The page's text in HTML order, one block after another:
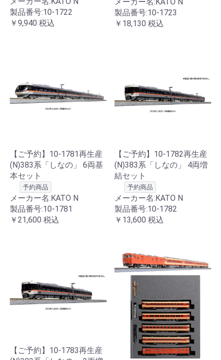
製品番号:10-1722
￥9,940 税込
製品番号:10-1723
￥18,130 税込
【ご予約】10-1781再生産
(N)383系「しなの」 6両基
本セット
予約商品
メーカー名:KATO N
製品番号:10-1781
￥21,600 税込
【ご予約】10-1782再生産
(N)383系「しなの」 4両増
結セット
予約商品
メーカー名:KATO N
製品番号:10-1782
￥13,600 税込
【ご予約】10-1783再生産